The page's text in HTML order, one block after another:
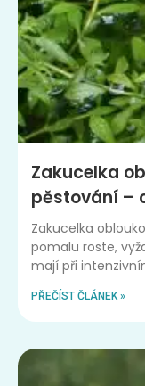
Zakucelka
pěstování –
Zakucelka
pomalu roste,
mají při
PŘEČÍST ČLÁNEK »